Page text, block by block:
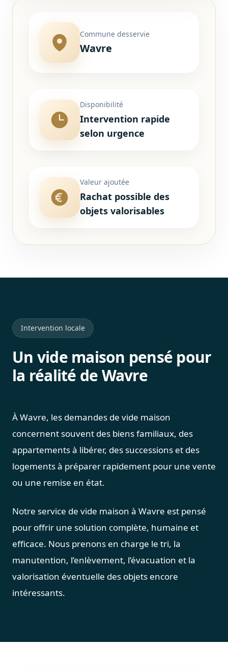
Commune desservie
Wavre
Disponibilité
Intervention rapide
selon urgence
Valeur ajoutée
Rachat possible des
objets valorisables
Intervention locale
Un vide maison pensé pour
la réalité de Wavre
À Wavre, les demandes de vide maison
concernent souvent des biens familiaux, des
appartements à libérer, des successions et des
logements à préparer rapidement pour une vente
ou une remise en état.
Notre service de vide maison à Wavre est pensé
pour offrir une solution complète, humaine et
efficace. Nous prenons en charge le tri, la
manutention, l’enlèvement, l’évacuation et la
valorisation éventuelle des objets encore
intéressants.